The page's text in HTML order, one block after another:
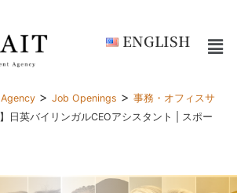
ENGLISH
> Job Openings > 事務・オフィスサ
】日英バイリンガルCEOアシスタント | スポー